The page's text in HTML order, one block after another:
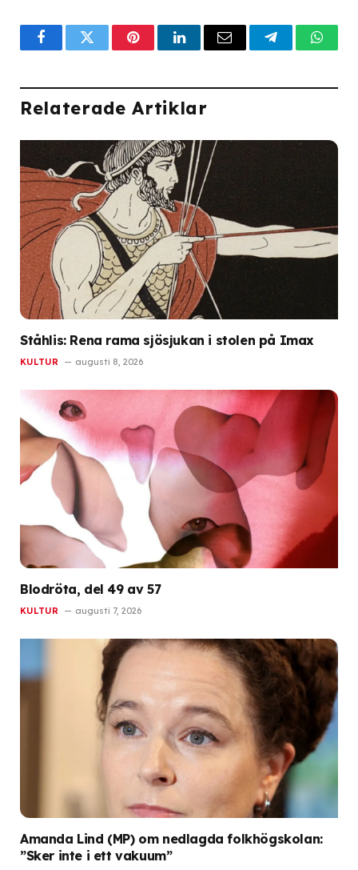
FacebookTwitterPinterestLinkedInEmail Telegram
Relaterade Artiklar
Ståhlis: Rena rama sjösjukan i stolen på Imax
KULTUR augusti 8, 2026
Blodröta, del 49 av 57
KULTUR augusti 7, 2026
Amanda Lind (MP) om nedlagda folkhögskolan:
”Sker inte i ett vakuum”